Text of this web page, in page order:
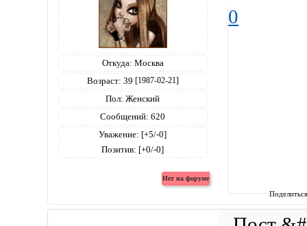
Откуда: Москва
Возраст: 39 [1987-02-21]
Пол: Женский
Сообщений: 620
Уважение: [+5/-0]
Позитив: [+0/-0]
0